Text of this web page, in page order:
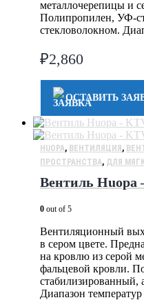
металлочерепицы и
Полипропилен, УФ-
стекловолокном.
₽2,860
ОСТАВИТЬ
HUOPA, ВЕНТИЛЯЦИЯ,
ПРОСТРАНСТВА, ДЛЯ
Вентиль
0 out of 5
Вентиляционный
в сером цвете.
на кровлю из серой
фальцевой кровли.
стабилизированный,
Диапазон